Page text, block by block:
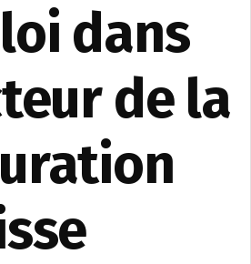
dans
de la